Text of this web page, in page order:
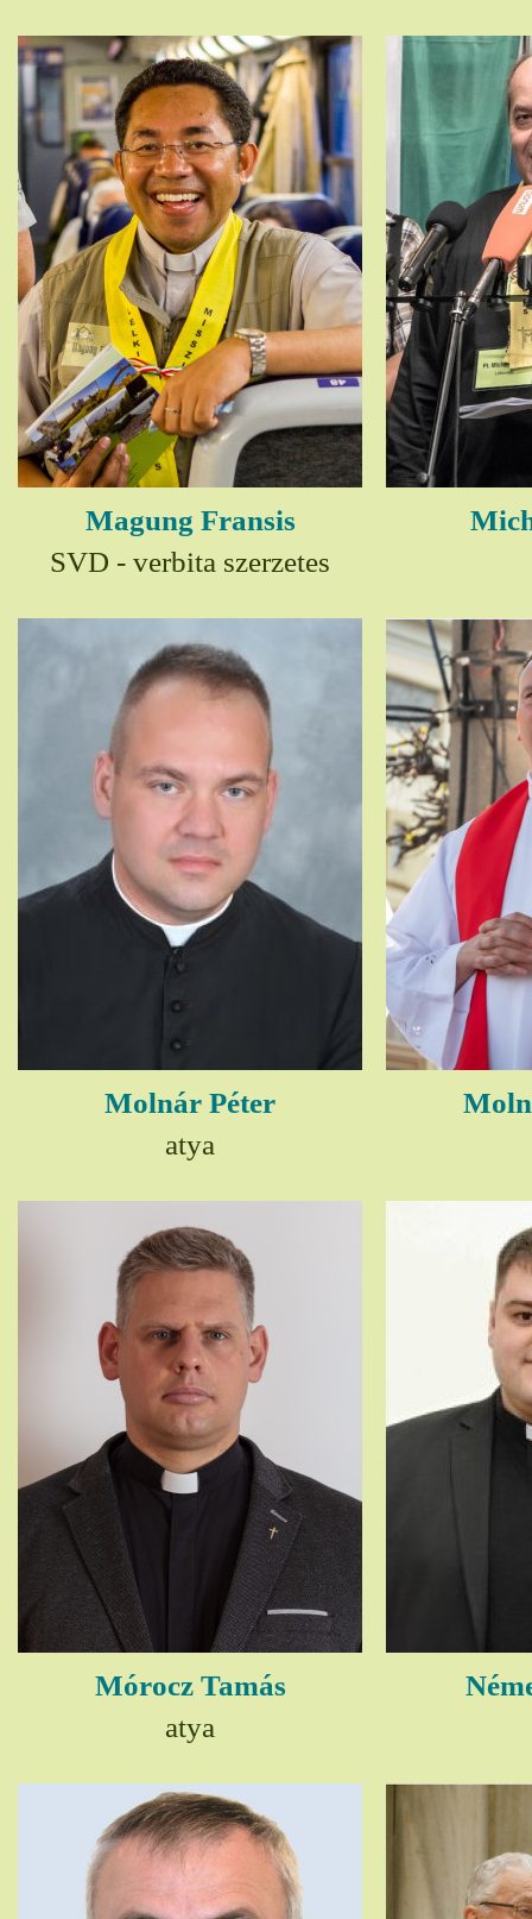
Magung Fransis
SVD - verbita szerzetes
Molnár Péter
atya
Mórocz Tamás
atya